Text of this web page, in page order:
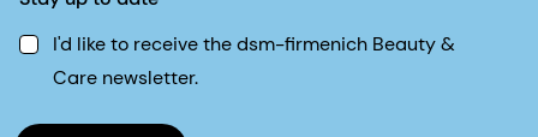
I'd like to receive the dsm-firmenich Beauty &
Care newsletter.